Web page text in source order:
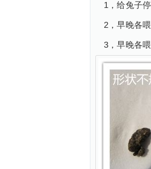
1，给兔子
2，早晚各
3，早晚各